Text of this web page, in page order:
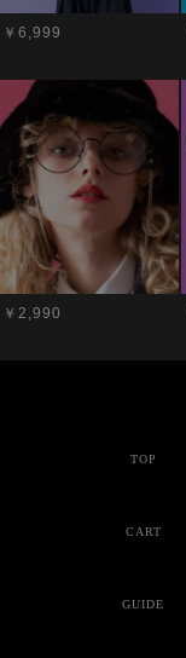
￥6,999
￥2,990
TOP
CART
GUIDE